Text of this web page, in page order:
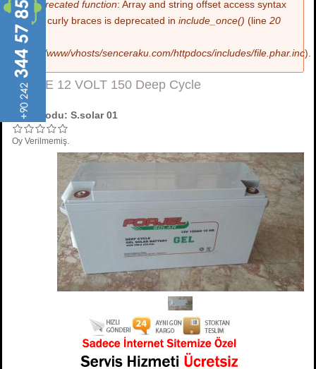
Hata mesajı
Deprecated function: Array and string offset access syntax
with curly braces is deprecated ininclude_once() (line20
of
/var/www/vhosts/senceraku.com/httpdocs/includes/file.phar.inc).
FORJE 12 VOLT 150 Deep Cycle
Ürün Kodu: S.solar 01
Oy Verilmemiş.